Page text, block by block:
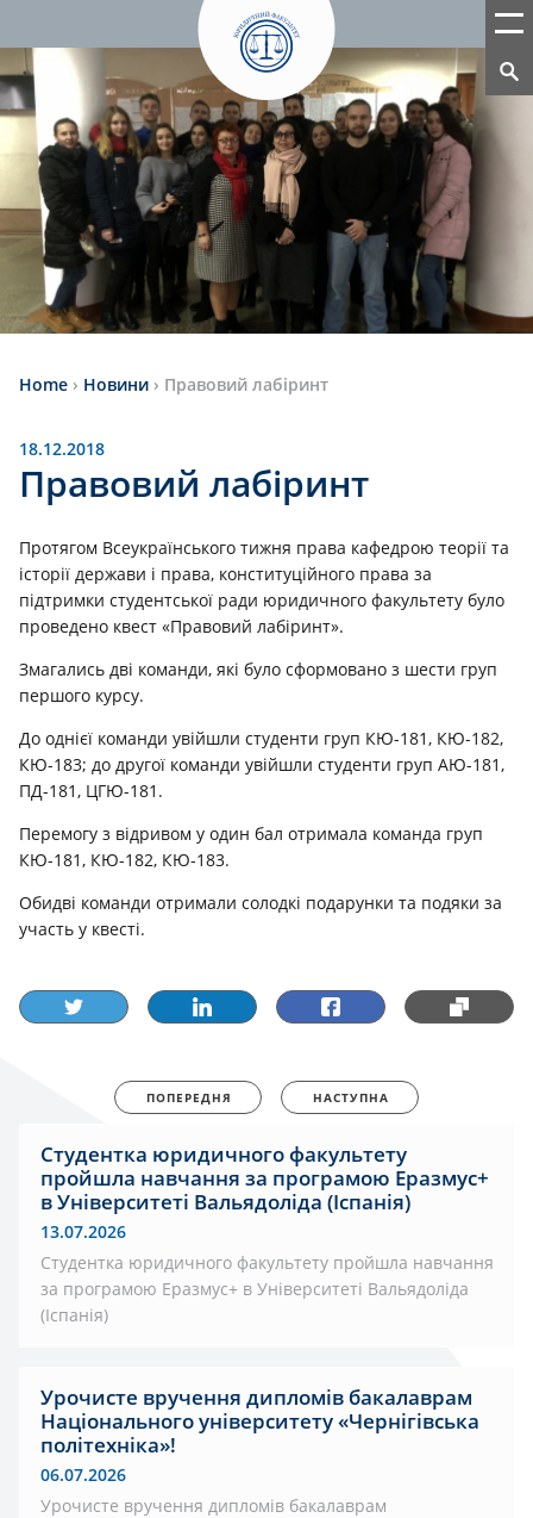
Home › Новини › Правовий лабіринт
18.12.2018
Правовий лабіринт
Протягом Всеукраїнського тижня права кафедрою теорії та
історії держави і права, конституційного права за
підтримки студентської ради юридичного факультету було
проведено квест «Правовий лабіринт».
Змагались дві команди, які було сформовано з шести груп
першого курсу.
До однієї команди увійшли студенти груп КЮ-181, КЮ-182,
КЮ-183; до другої команди увійшли студенти груп АЮ-181,
ПД-181, ЦГЮ-181.
Перемогу з відривом у один бал отримала команда груп
КЮ-181, КЮ-182, КЮ-183.
Обидві команди отримали солодкі подарунки та подяки за
участь у квесті.
ПОПЕРЕДНЯ НАСТУПНА
Студентка юридичного факультету
пройшла навчання за програмою Еразмус+
в Університеті Вальядоліда (Іспанія)
13.07.2026
Студентка юридичного факультету пройшла навчання
за програмою Еразмус+ в Університеті Вальядоліда
(Іспанія)
Урочисте вручення дипломів бакалаврам
Національного університету «Чернігівська
політехніка»!
06.07.2026
Урочисте вручення дипломів бакалаврам